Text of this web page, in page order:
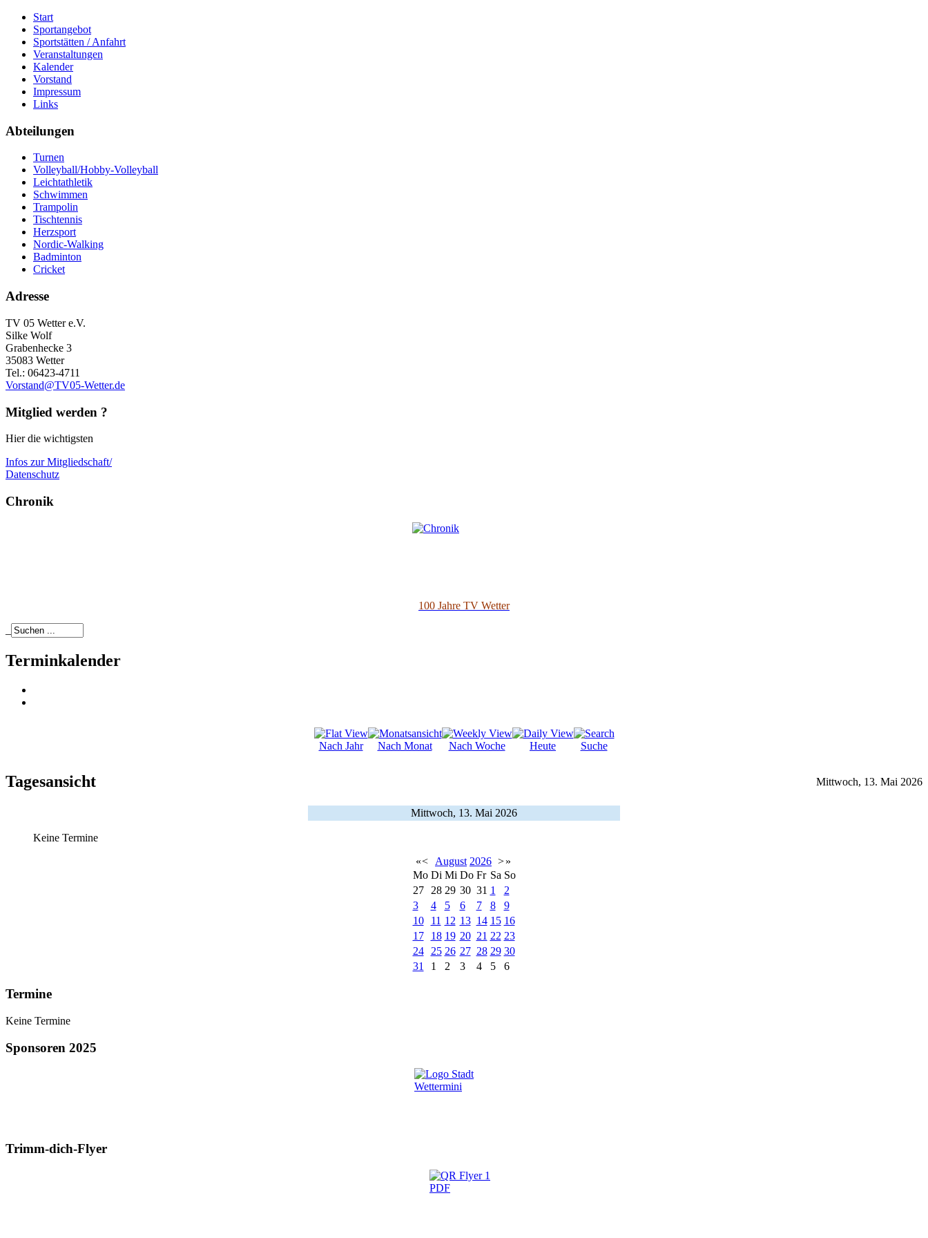
Start
Sportangebot
Sportstätten / Anfahrt
Veranstaltungen
Kalender
Vorstand
Impressum
Links
Abteilungen
Turnen
Volleyball/Hobby-Volleyball
Leichtathletik
Schwimmen
Trampolin
Tischtennis
Herzsport
Nordic-Walking
Badminton
Cricket
Adresse
TV 05 Wetter e.V.
Silke Wolf
Grabenhecke 3
35083 Wetter
Tel.: 06423-4711
Vorstand@TV05-Wetter.de
Mitglied werden ?
Hier die wichtigsten
Infos zur Mitgliedschaft/
Datenschutz
Chronik
100 Jahre TV Wetter
Terminkalender
Nach Jahr Nach Monat Nach Woche Heute Suche
Tagesansicht Mittwoch, 13. Mai 2026
Mittwoch, 13. Mai 2026
Keine Termine
«< August 2026 >»
Mo Di Mi Do Fr Sa So
27
28 29 30 31 1
2
3
4 5 6 7 8
9
10
11 12 13 14 15 16
17
18 19 20 21 22 23
24
25 26 27 28 29 30
31
1 2 3 4 5 6
Termine
Keine Termine
Sponsoren 2025
Trimm-dich-Flyer